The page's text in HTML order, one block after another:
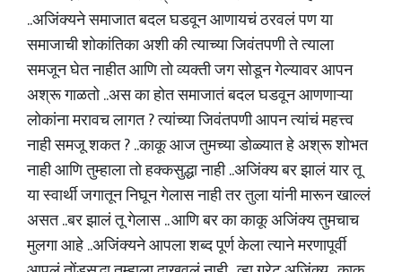
..अजिंक्यने समाजात बदल घडवून आणायचं ठरवलं पण या
समाजाची शोकांतिका अशी की त्याच्या जिवंतपणी ते त्याला
समजून घेत नाहीत आणि तो व्यक्ती जग सोडून गेल्यावर आपन
अश्रू गाळतो ..अस का होत समाजातं बदल घडवून आणणाऱ्या
लोकांना मरावच लागत ? त्यांच्या जिवंतपणी आपन त्यांचं महत्त्व
नाही समजू शकत ? ..काकू आज तुमच्या डोळ्यात हे अश्रू शोभत
नाही आणि तुम्हाला तो हक्कसुद्धा नाही ..अजिंक्य बर झालं यार तू
या स्वार्थी जगातून निघून गेलास नाही तर तुला यांनी मारून खाल्लं
असत ..बर झालं तू गेलास .. आणि बर का काकू अजिंक्य तुमचाच
मुलगा आहे ..अजिंक्यने आपला शब्द पूर्ण केला त्याने मरणापूर्वी